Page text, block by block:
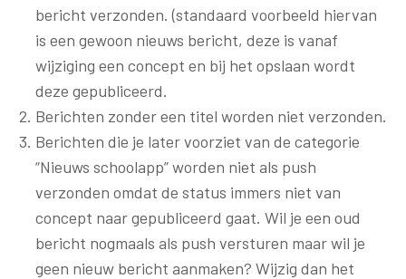
bericht verzonden. (standaard voorbeeld hiervan
is een gewoon nieuws bericht, deze is vanaf
wijziging een concept en bij het opslaan wordt
deze gepubliceerd.
Berichten zonder een titel worden niet verzonden.
Berichten die je later voorziet van de categorie
“Nieuws schoolapp” worden niet als push
verzonden omdat de status immers niet van
concept naar gepubliceerd gaat. Wil je een oud
bericht nogmaals als push versturen maar wil je
geen nieuw bericht aanmaken? Wijzig dan het